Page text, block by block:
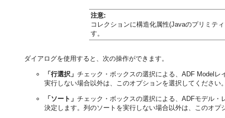
注意:
コレクションに構造化属性(Javaのプリミテ
す。
ダイアログを使用すると、次の操作ができます。
「行選択」 チェック・ボックスの選択による、ADF Model
実行しない場合以外は、このオプションを選択してください。
「ソート」 チェック・ボックスの選択による、ADFモデル
決定します。列のソートを実行しない場合以外は、このオプ